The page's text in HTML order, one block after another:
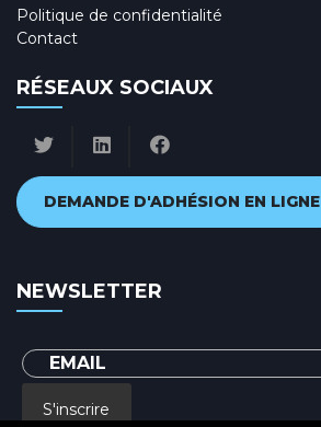
Politique de confidentialité
Contact
RÉSEAUX SOCIAUX
DEMANDE D'ADHÉSION EN LIGNE
NEWSLETTER
S'inscrire